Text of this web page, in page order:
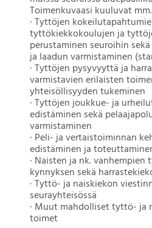
Toimenkuvaasi kuuluvat
· Tyttöjen
tyttökiekkokoulujen ja
perustaminen seuroihin
ja laadun varmistaminen
· Tyttöjen pysyvyyttä ja
varmistavien erilaisten
yhteisöllisyyden tukeminen
· Tyttöjen joukkue- ja
edistäminen sekä
varmistaminen
· Peli- ja vertaistoiminnan
edistäminen ja
· Naisten ja nk.
kynnyksen sekä
· Tyttö- ja naiskiekon
seurayhteisössä
· Muut mahdolliset tyttö- ja
toimet